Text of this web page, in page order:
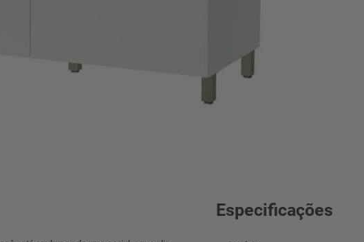
Especificações